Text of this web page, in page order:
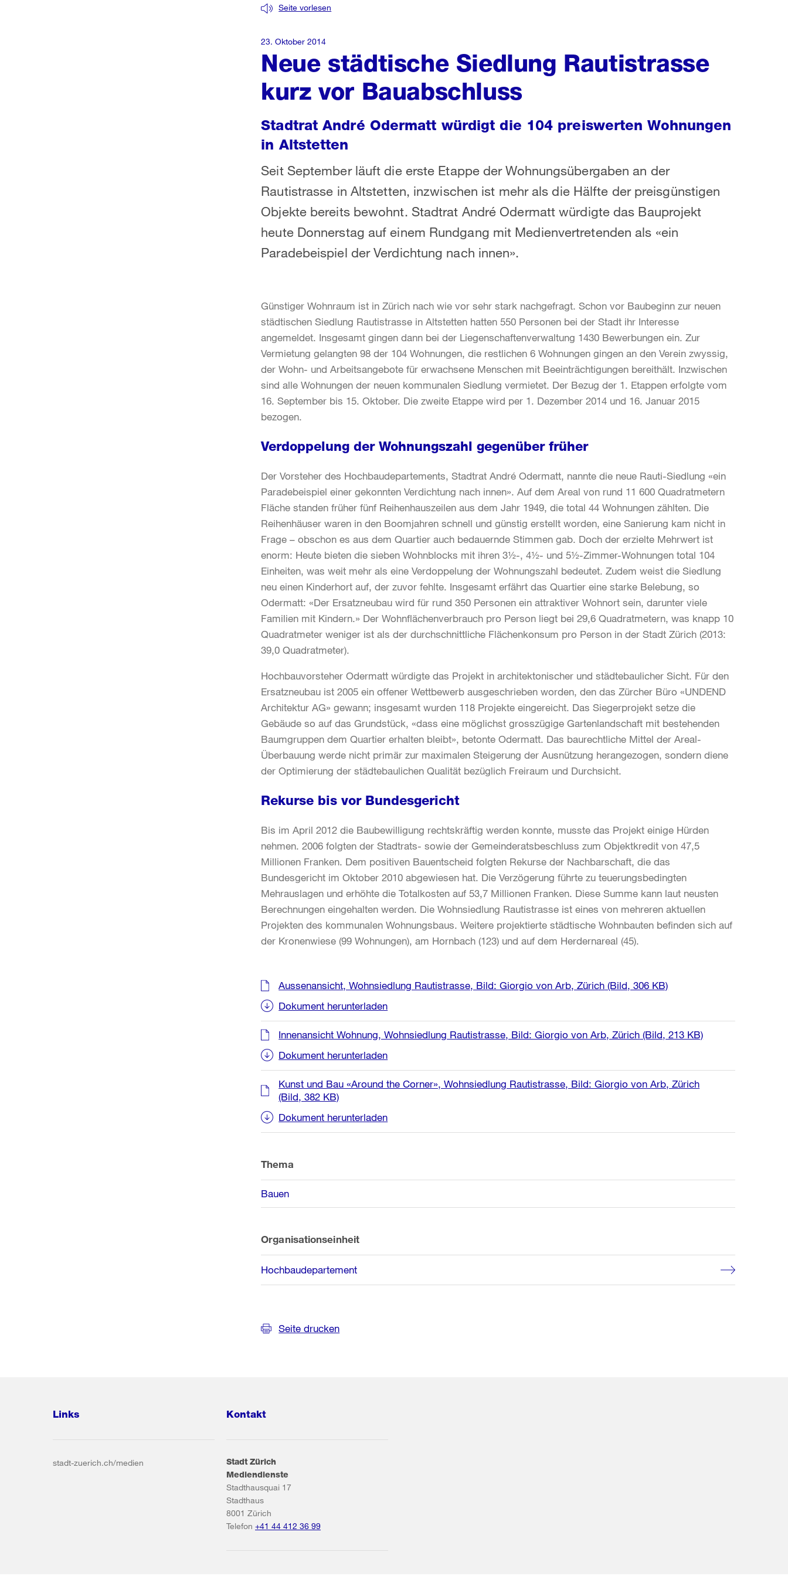
Neue städtische Siedlung Rautistrasse
kurz vor Bauabschluss
Seite vorlesen
Stadtrat André Odermatt würdigt die 104 preiswerten Wohnungen
in Altstetten
Seit September läuft die erste Etappe der Wohnungsübergaben an der
Rautistrasse in Altstetten, inzwischen ist mehr als die Hälfte der preisgünstigen
Objekte bereits bewohnt. Stadtrat André Odermatt würdigte das Bauprojekt
heute Donnerstag auf einem Rundgang mit Medienvertretenden als «ein
Paradebeispiel der Verdichtung nach innen».
23. Oktober 2014
Günstiger Wohnraum ist in Zürich nach wie vor sehr stark nachgefragt. Schon vor Baubeginn zur neuen
städtischen Siedlung Rautistrasse in Altstetten hatten 550 Personen bei der Stadt ihr Interesse
angemeldet. Insgesamt gingen dann bei der Liegenschaftenverwaltung 1430 Bewerbungen ein. Zur
Vermietung gelangten 98 der 104 Wohnungen, die restlichen 6 Wohnungen gingen an den Verein zwyssig,
der Wohn- und Arbeitsangebote für erwachsene Menschen mit Beeinträchtigungen bereithält. Inzwischen
sind alle Wohnungen der neuen kommunalen Siedlung vermietet. Der Bezug der 1. Etappen erfolgte vom
16. September bis 15. Oktober. Die zweite Etappe wird per 1. Dezember 2014 und 16. Januar 2015
bezogen.
Verdoppelung der Wohnungszahl gegenüber früher
Der Vorsteher des Hochbaudepartements, Stadtrat André Odermatt, nannte die neue Rauti-Siedlung «ein
Paradebeispiel einer gekonnten Verdichtung nach innen». Auf dem Areal von rund 11 600 Quadratmetern
Fläche standen früher fünf Reihenhauszeilen aus dem Jahr 1949, die total 44 Wohnungen zählten. Die
Reihenhäuser waren in den Boomjahren schnell und günstig erstellt worden, eine Sanierung kam nicht in
Frage – obschon es aus dem Quartier auch bedauernde Stimmen gab. Doch der erzielte Mehrwert ist
enorm: Heute bieten die sieben Wohnblocks mit ihren 3½-, 4½- und 5½-Zimmer-Wohnungen total 104
Einheiten, was weit mehr als eine Verdoppelung der Wohnungszahl bedeutet. Zudem weist die Siedlung
neu einen Kinderhort auf, der zuvor fehlte. Insgesamt erfährt das Quartier eine starke Belebung, so
Odermatt: «Der Ersatzneubau wird für rund 350 Personen ein attraktiver Wohnort sein, darunter viele
Familien mit Kindern.» Der Wohnflächenverbrauch pro Person liegt bei 29,6 Quadratmetern, was knapp 10
Quadratmeter weniger ist als der durchschnittliche Flächenkonsum pro Person in der Stadt Zürich (2013:
39,0 Quadratmeter).
Hochbauvorsteher Odermatt würdigte das Projekt in architektonischer und städtebaulicher Sicht. Für den
Ersatzneubau ist 2005 ein offener Wettbewerb ausgeschrieben worden, den das Zürcher Büro «UNDEND
Architektur AG» gewann; insgesamt wurden 118 Projekte eingereicht. Das Siegerprojekt setze die
Gebäude so auf das Grundstück, «dass eine möglichst grosszügige Gartenlandschaft mit bestehenden
Baumgruppen dem Quartier erhalten bleibt», betonte Odermatt. Das baurechtliche Mittel der Areal-
Überbauung werde nicht primär zur maximalen Steigerung der Ausnützung herangezogen, sondern diene
der Optimierung der städtebaulichen Qualität bezüglich Freiraum und Durchsicht.
Rekurse bis vor Bundesgericht
Bis im April 2012 die Baubewilligung rechtskräftig werden konnte, musste das Projekt einige Hürden
nehmen. 2006 folgten der Stadtrats- sowie der Gemeinderatsbeschluss zum Objektkredit von 47,5
Millionen Franken. Dem positiven Bauentscheid folgten Rekurse der Nachbarschaft, die das
Bundesgericht im Oktober 2010 abgewiesen hat. Die Verzögerung führte zu teuerungsbedingten
Mehrauslagen und erhöhte die Totalkosten auf 53,7 Millionen Franken. Diese Summe kann laut neusten
Berechnungen eingehalten werden. Die Wohnsiedlung Rautistrasse ist eines von mehreren aktuellen
Projekten des kommunalen Wohnungsbaus. Weitere projektierte städtische Wohnbauten befinden sich auf
der Kronenwiese (99 Wohnungen), am Hornbach (123) und auf dem Herdernareal (45).
Weitere
Informationen
Aussenansicht, Wohnsiedlung Rautistrasse, Bild: Giorgio von Arb, Zürich (Bild, 306 KB)
Dokument herunterladen
Innenansicht Wohnung, Wohnsiedlung Rautistrasse, Bild: Giorgio von Arb, Zürich (Bild, 213 KB)
Dokument herunterladen
Kunst und Bau «Around the Corner», Wohnsiedlung Rautistrasse, Bild: Giorgio von Arb, Zürich
(Bild, 382 KB)
Dokument herunterladen
Thema
Bauen
Organisationseinheit
Hochbaudepartement
Seite drucken
Links
stadt-zuerich.ch/medien
Kontakt
Stadt Zürich
Mediendienste
Stadthausquai 17
Stadthaus
8001 Zürich
Telefon +41 44 412 36 99